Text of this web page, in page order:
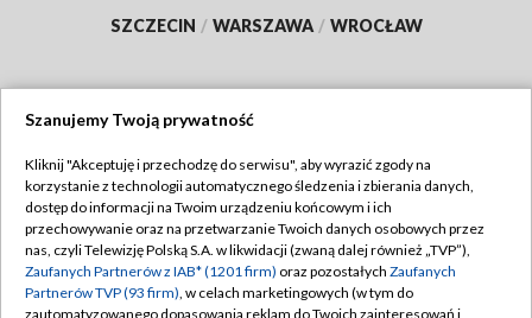
SZCZECIN / WARSZAWA / WROCŁAW
TVP
Abonament TVP
Emisja w TVP
Centrum informacji TVP
Regulamin TVP
Polityka prywatności
Moje zgody
Szanujemy Twoją prywatność
Kliknij "Akceptuję i przechodzę do serwisu", aby wyrazić zgody na
korzystanie z technologii automatycznego śledzenia i zbierania danych,
dostęp do informacji na Twoim urządzeniu końcowym i ich
przechowywanie oraz na przetwarzanie Twoich danych osobowych przez
nas, czyli Telewizję Polską S.A. w likwidacji (zwaną dalej również „TVP”),
Zaufanych Partnerów z IAB* (1201 firm) oraz pozostałych Zaufanych
Partnerów TVP (93 firm), w celach marketingowych (w tym do
zautomatyzowanego dopasowania reklam do Twoich zainteresowań i